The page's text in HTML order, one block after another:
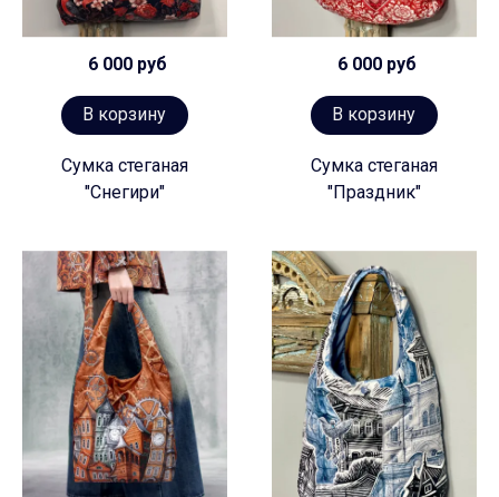
6 000 руб
В корзину
Сумка стеганая
"Снегири"
6 000 руб
В корзину
Сумка стеганая
"Праздник"